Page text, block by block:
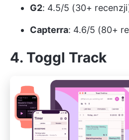
G2: 4.5/5 (30+
Capterra: 4.6/5 (80+
4. Toggl Track